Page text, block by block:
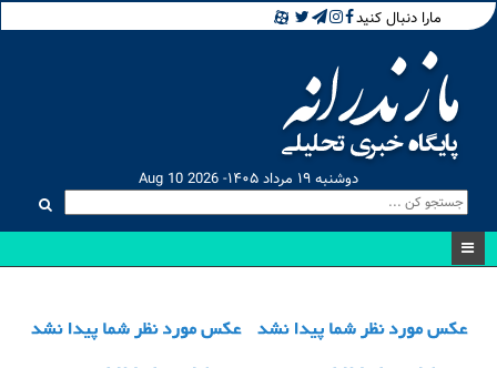
مارا دنبال کنید
دوشنبه ۱۹ مرداد ۱۴۰۵- Aug 10 2026